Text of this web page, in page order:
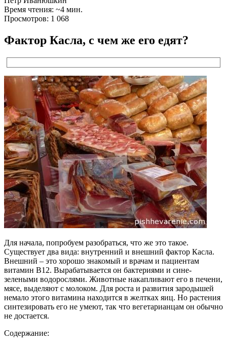
Время чтения: ~4 мин.
Просмотров: 1 068
Фактор Касла, с чем же его едят?
Для начала, попробуем разобраться, что же это такое.
Существует два вида: внутренний и внешний фактор Касла.
Внешний – это хорошо знакомый и врачам и пациентам
витамин В12. Вырабатывается он бактериями и сине-
зелеными водорослями. Животные накапливают его в печени,
мясе, выделяют с молоком. Для роста и развития зародышей
немало этого витамина находится в желтках яиц. Но растения
синтезировать его не умеют, так что вегетарианцам он обычно
не достается.
Содержание: